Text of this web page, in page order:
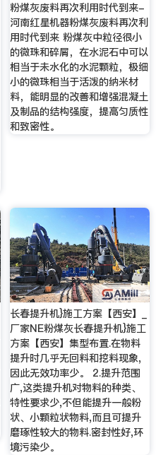
粉煤灰废料再次利用时代到来-
河南红星机器粉煤灰废料再次利
用时代到来 粉煤灰中粒径很小
的微珠和碎屑，在水泥石中可以
相当于未水化的水泥颗粒，极细
小的微珠相当于活泼的纳米材
料，能明显的改善和增强混凝土
及制品的结构强度，提高匀质性
和致密性。
长春提升机}施工方案【西安】_
厂家NE粉煤灰长春提升机}施工
方案【西安】集型布置.在物料
提升时几乎无回料和挖料现象,
因此无效功率少。 2.提升范围
广,这类提升机对物料的种类、
特性要求少,不但能提升一般粉
状、小颗粒状物料,而且可提升
磨琢性较大的物料.密封性好,环
境污染少。